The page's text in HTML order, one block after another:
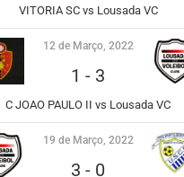
VITORIA SC vs Lousada VC
12 de Março, 2022
1 - 3
C JOAO PAULO II vs Lousada VC
19 de Março, 2022
3 - 0